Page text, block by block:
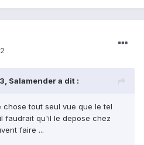
Salamender a dit :
tout seul vue que le tel
faudrait qu'il le depose chez
faire ...